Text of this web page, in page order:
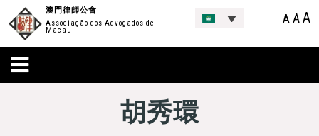
澳門律師公會
Associação dos Advogados de
Macau
A AA
胡秀環